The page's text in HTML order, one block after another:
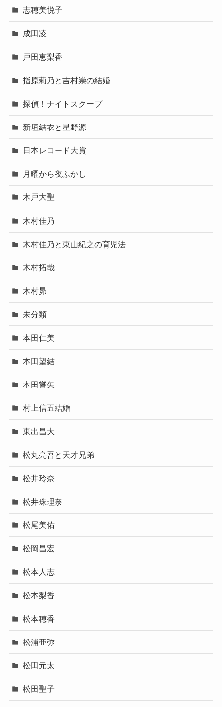
志穂美悦子
成田凌
戸田恵梨香
指原莉乃と吉村崇の結婚
探偵！ナイトスクープ
新垣結衣と星野源
日本レコード大賞
月曜から夜ふかし
木戸大聖
木村佳乃
木村佳乃と東山紀之の育児法
木村拓哉
木村昴
未分類
本田仁美
本田望結
本田響矢
村上信五結婚
東出昌大
松丸亮吾と天才兄弟
松井玲奈
松井珠理奈
松尾美佑
松岡昌宏
松本人志
松本梨香
松本穂香
松浦亜弥
松田元太
松田聖子